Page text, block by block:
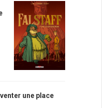
une place